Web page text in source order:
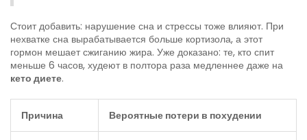
Стоит добавить: нарушение сна и стрессы тоже влияют. При
нехватке сна вырабатывается больше кортизола, а этот
гормон мешает сжиганию жира. Уже доказано: те, кто спит
меньше 6 часов, худеют в полтора раза медленнее даже на
кето диете.
Причина Вероятные потери в похудении